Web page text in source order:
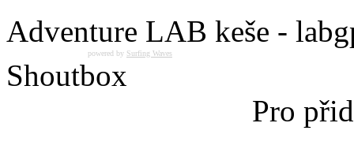
Adventure LAB keše -
powered by Surfing Waves
Shoutbox
Pro